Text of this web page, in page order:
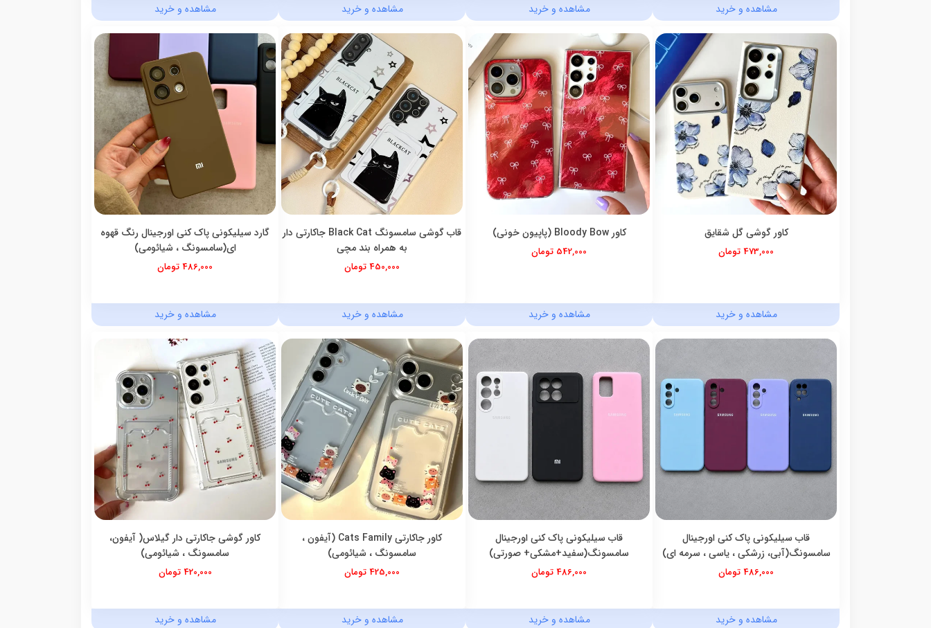
مشاهده و خرید مشاهده و خرید مشاهده و خرید مشاهده و خرید
کاور گوشی گل شقایق
473,000 تومان
مشاهده و خرید
کاور Bloody Bow (پاپیون خونی)
542,000 تومان
مشاهده و خرید
قاب گوشی سامسونگ Black Cat جاکارتی دار
به همراه بند مچی
450,000 تومان
مشاهده و خرید
گارد سیلیکونی پاک کنی اورجینال رنگ قهوه
ای(سامسونگ ، شیائومی)
486,000 تومان
مشاهده و خرید
قاب سیلیکونی پاک کنی اورجینال
سامسونگ(آبی، زرشکی ، یاسی ، سرمه ای)
486,000 تومان
مشاهده و خرید
قاب سیلیکونی پاک کنی اورجینال
سامسونگ(سفید+مشکی+ صورتی)
486,000 تومان
مشاهده و خرید
کاور جاکارتی Cats Family (آیفون ،
سامسونگ ، شیائومی)
425,000 تومان
مشاهده و خرید
کاور گوشی جاکارتی دار گیلاس( آیفون،
سامسونگ ، شیائومی)
420,000 تومان
مشاهده و خرید